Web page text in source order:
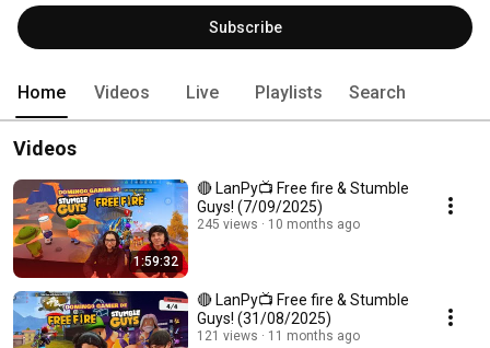
competencias y contenido exclusivo presentado por tus streamers
favoritos. Acompáñanos cada semana para disfrutar de entrevistas,
consejos, y mucho más, todo en un ambiente amigable y apasionado por
Subscribe
Home Videos Live Playlists Search
Videos
1:59:32
🔴 LanPy📺 Free fire & Stumble
Guys! (7/09/2025)
245 views 10 months ago
🔴 LanPy📺 Free fire & Stumble
Guys! (31/08/2025)
121 views 11 months ago